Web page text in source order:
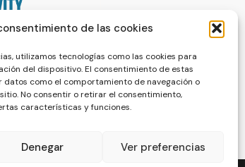
de las cookies
utilizamos tecnologías como las cookies para
del dispositivo. El consentimiento de estas
como el comportamiento de navegación o
No consentir o retirar el consentimiento,
características y funciones.
Denegar Ver preferencias